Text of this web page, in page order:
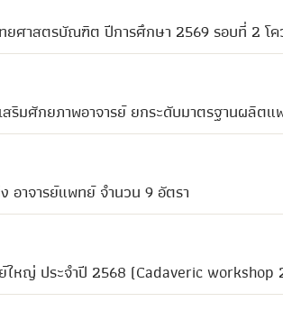
าสตรบัณฑิต ปีการศึกษา 2569 รอบที่ 2 โค
ริมศักยภาพอาจารย์ ยกระดับมาตรฐานผลิต
อาจารย์แพทย์ จำนวน 9 อัตรา
ใหญ่ ประจำปี 2568 (Cadaveric workshop